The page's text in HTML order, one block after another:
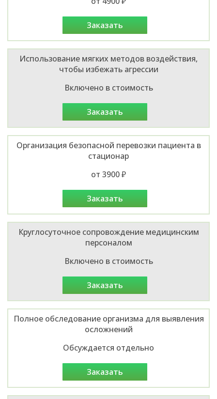
заказать
Использование мягких методов воздействия,
чтобы избежать агрессии
Включено в стоимость
заказать
Организация безопасной перевозки пациента в
стационар
от 3900 ₽
заказать
Круглосуточное сопровождение медицинским
персоналом
Включено в стоимость
заказать
Полное обследование организма для выявления
осложнений
Обсуждается отдельно
заказать